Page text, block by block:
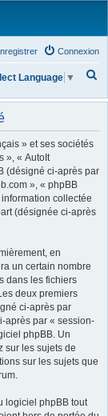
Connexion
h
r
Language ▼
» et ses sociétés
», « AutoIt
(désigné ci-après par
», « phpBB
collectée
(désignée ci-après
en
un certain nombre
dans les fichiers
deux premiers
ci-après par
après par « session-
phpBB. Un
sur les sujets de
sur les sujets que
logiciel phpBB tout